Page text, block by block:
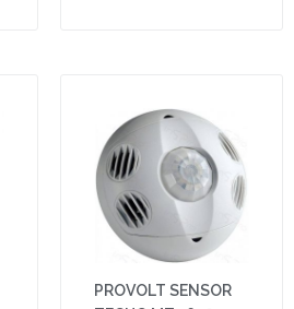
PROVOLT SENSOR